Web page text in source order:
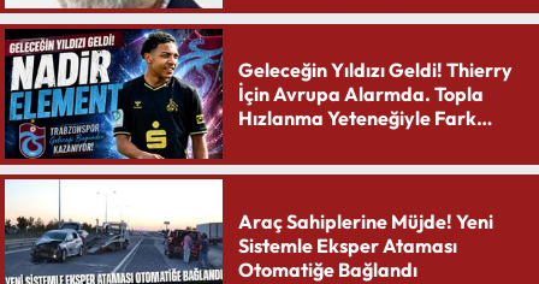
Geleceğin Yıldızı Geldi! Thierry
İçin Avrupa Alarmda. Topla
Hızlanma Yeteneğiyle Fark
Araç Sahiplerine Müjde! Yeni
Sistemle Eksper Ataması
Otomatiğe Bağlandı